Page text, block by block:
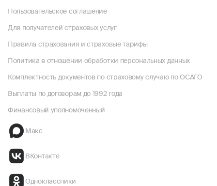
Пользовательское соглашение
Для получателей страховых услуг
Правила страхования и страховые тарифы
Политика в отношении обработки персональных данных
Комплектность документов по страховому случаю по ОСАГО
Выплаты по договорам до 1992 года
Финансовый уполномоченный
Макс
ВКонтакте
Одноклассники